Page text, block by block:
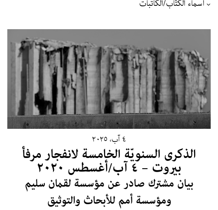
٤ آب، ٢٠٢٥
الذكرى السنويّة الخامسة لانفجار مرفأ
بيروت – ٤ آب/أغسطس ٢٠٢٠
بيان مشترك صادر عن مؤسسة لقمان سليم
ومؤسسة أمم للأبحاث والتوثيق